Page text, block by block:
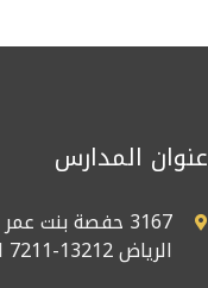
عنوان المدارس
3167 حفصة بنت
الرياض 13212-7211 السعودية